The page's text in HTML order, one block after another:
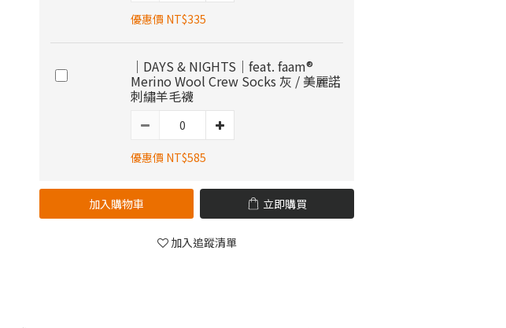
優惠價 NT$335
｜DAYS & NIGHTS｜feat. faam®
Merino Wool Crew Socks 灰 / 美麗諾
刺繡羊毛襪
優惠價 NT$585
加入購物車 立即購買
加入追蹤清單